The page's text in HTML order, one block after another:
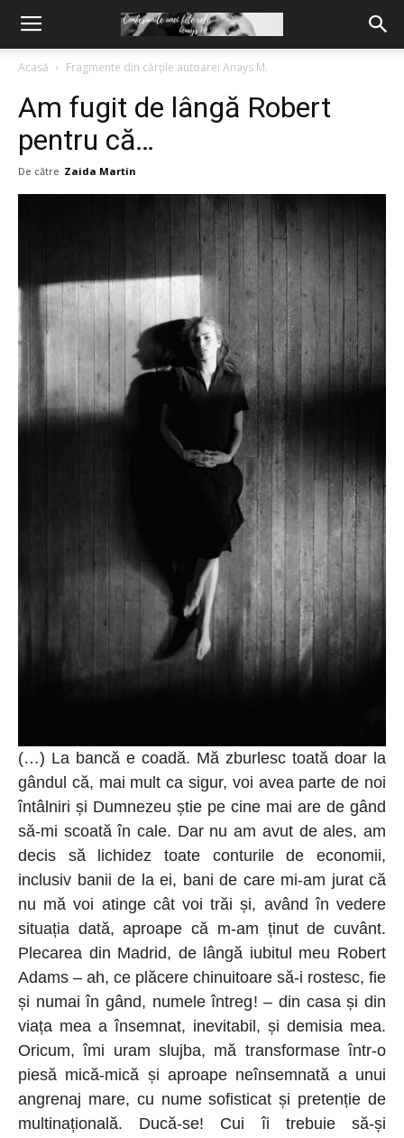
Acasă Fragmente din cărțile autoarei Anays M.
Am fugit de lângă Robert
pentru că…
De către Zaida Martin
(…) La bancă e coadă. Mă zburlesc toată doar la
gândul că, mai mult ca sigur, voi avea parte de noi
întâlniri și Dumnezeu știe pe cine mai are de gând
să-mi scoată în cale. Dar nu am avut de ales, am
decis să lichidez toate conturile de economii,
inclusiv banii de la ei, bani de care mi-am jurat că
nu mă voi atinge cât voi trăi și, având în vedere
situația dată, aproape că m-am ținut de cuvânt.
Plecarea din Madrid, de lângă iubitul meu Robert
Adams – ah, ce plăcere chinuitoare să-i rostesc, fie
și numai în gând, numele întreg! – din casa și din
viața mea a însemnat, inevitabil, și demisia mea.
Oricum, îmi uram slujba, mă transformase într-o
piesă mică-mică și aproape neînsemnată a unui
angrenaj mare, cu nume sofisticat și pretenție de
multinațională. Ducă-se! Cui îi trebuie să-și